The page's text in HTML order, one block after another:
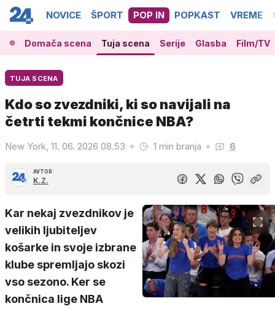
NOVICE ŠPORT POP IN POPKAST VREME
Domača scena Tuja scena Serije Glasba Film/TV
TUJA SCENA
Kdo so zvezdniki, ki so navijali na
četrti tekmi končnice NBA?
New York, 11. 06. 2026 08.53 1 min branja 6
AVTOR:
K.Z.
Kar nekaj zvezdnikov je
velikih ljubiteljev
košarke in svoje izbrane
klube spremljajo skozi
vso sezono. Ker se
končnica lige NBA